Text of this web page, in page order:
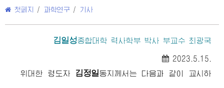
첫페지 / 과학연구 / 기사
김일성종합대학 력사학부 박사 부교수 최광국
2023.5.15.
위대한
령도자 김정일동지께서 는 다음과 같이 교시하